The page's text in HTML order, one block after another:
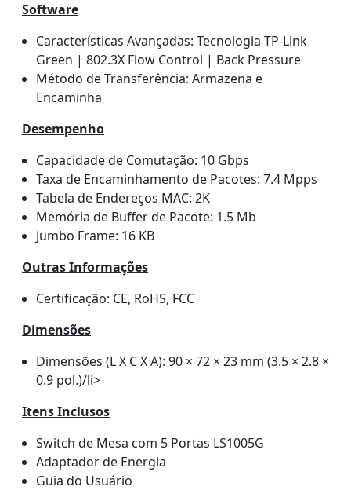
Software
Características Avançadas: Tecnologia TP-Link
Green | 802.3X Flow Control | Back Pressure
Método de Transferência: Armazena e
Encaminha
Desempenho
Capacidade de Comutação: 10 Gbps
Taxa de Encaminhamento de Pacotes: 7.4 Mpps
Tabela de Endereços MAC: 2K
Memória de Buffer de Pacote: 1.5 Mb
Jumbo Frame: 16 KB
Outras Informações
Certificação: CE, RoHS, FCC
Dimensões
Dimensões (L X C X A): 90 × 72 × 23 mm (3.5 × 2.8 ×
0.9 pol.)/li>
Itens Inclusos
Switch de Mesa com 5 Portas LS1005G
Adaptador de Energia
Guia do Usuário